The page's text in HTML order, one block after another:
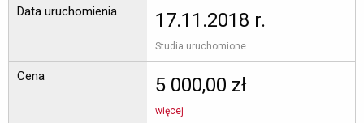
Data uruchomienia 17.11.2018 r.
Studia uruchomione
Cena 5 000,00 zł
więcej